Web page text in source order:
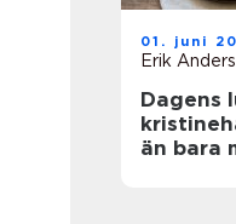
01. juni
Erik
Dagens
än bara